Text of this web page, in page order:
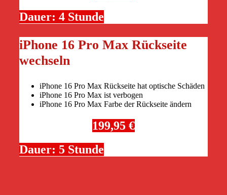
Dauer: 4 Stunde
iPhone 16 Pro Max Rückseite
wechseln
iPhone 16 Pro Max Rückseite hat optische Schäden
iPhone 16 Pro Max ist verbogen
iPhone 16 Pro Max Farbe der Rückseite ändern
199,95 €
Dauer: 5 Stunde